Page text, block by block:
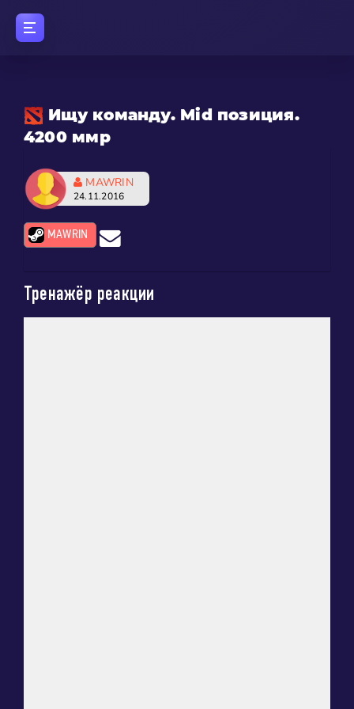
Ищу команду. Mid позиция.
4200 ммр
MAWRIN
24.11.2016
MAWRIN
Тренажёр реакции